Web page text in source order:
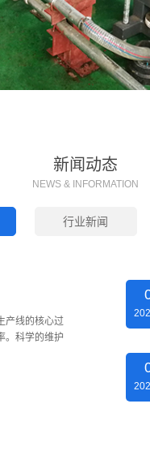
新闻动态
NEWS & INFORMATION
行业新闻
线的核心过
。科学的维护